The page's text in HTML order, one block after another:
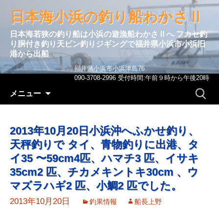
日本海小浜の釣り船わかさⅡ
日本海若狭の釣り船は小浜の遊漁船わかさⅡへ フカセ釣
り胴付き釣り天ビン釣りジギングで福井県小浜市小浜旧
港から出船
福井県小浜市小浜津島76
090-3708-2996 受付時間:午前９時から午後20時
メニュー
検
2013年10月20日小浜沖へふかせ釣り、
天秤釣りで タイ、青物釣りに出港、タ
イ35 〜59cm4匹、ハマチ3 匹、イサキ
35cm2 匹、チカメキントキ30cm 、ウ
マズラハギ2 匹、小鯛2 匹でした。
2013年10月20日 釣果情報
船長上野